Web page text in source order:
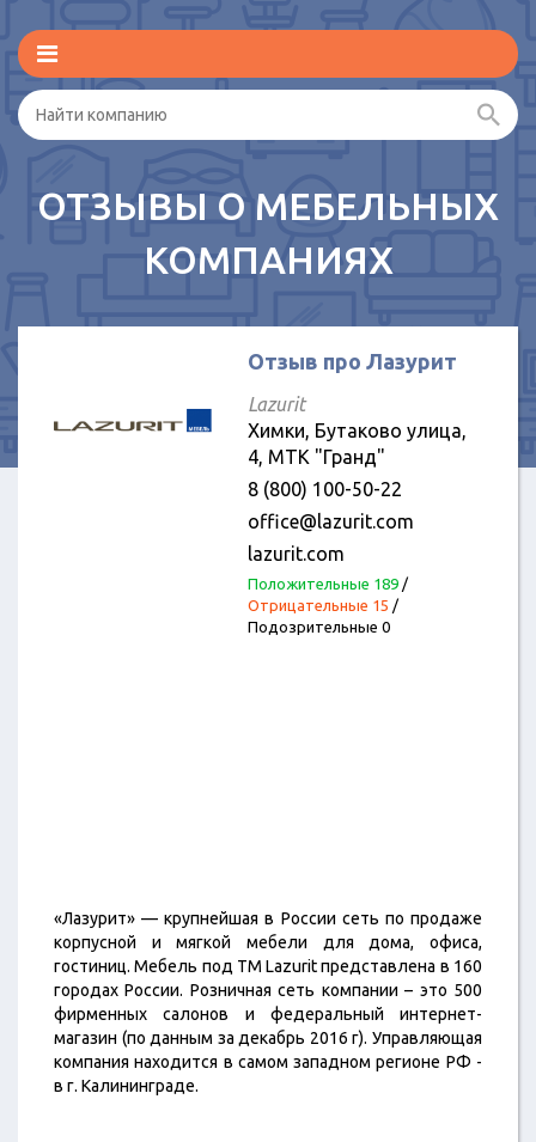
ОТЗЫВЫ О МЕБЕЛЬНЫХ
КОМПАНИЯХ
Отзыв про Лазурит
Lazurit
Химки, Бутаково улица,
4, МТК "Гранд"
8 (800) 100-50-22
office@lazurit.com
lazurit.com
Положительные 189/
Отрицательные 15 /
Подозрительные 0
«Лазурит» — крупнейшая в России сеть по продаже
корпусной и мягкой мебели для дома, офиса,
гостиниц. Мебель под ТМ Lazurit представлена в 160
городах России. Розничная сеть компании – это 500
фирменных салонов и федеральный интернет-
магазин (по данным за декабрь 2016 г). Управляющая
компания находится в самом западном регионе РФ -
в г. Калининграде.